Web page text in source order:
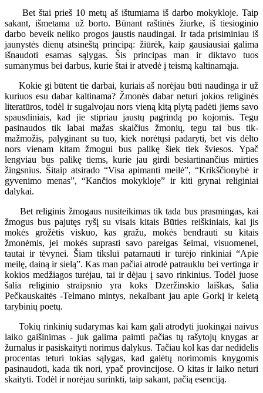
Bet štai prieš 10 metų aš ištumiama iš darbo mokykloje. Taip
sakant, išmetama už borto. Būnant raštinės žiurke, iš tiesioginio
darbo beveik neliko progos jaustis naudingai. Ir tada prisiminiau iš
jaunystės dienų atsineštą principą: žiūrėk, kaip gausiausiai galima
išnaudoti esamas sąlygas. Šis principas man ir diktavo tuos
sumanymus bei darbus, kurie štai ir atvedė į teismą kaltinamąja.
Kokie gi būtent tie darbai, kuriais aš norėjau būti naudinga ir už
kuriuos esu dabar kaltinama? Žmonės dabar neturi jokios religinės
literatūros, todėl ir sugalvojau nors vieną kitą plytą padėti jiems savo
spausdiniais, kad jie stipriau jaustų pagrindą po kojomis. Tegu
pasinaudos tik labai mažas skaičius žmonių, tegu tai bus tik-
mažmožis, palyginant su tuo, kiek norėtųsi padaryti, bet vis dėlto
nors vienam kitam žmogui bus palikę šiek tiek šviesos. Ypač
lengviau bus palikę tiems, kurie jau girdi besiartinančius mirties
žingsnius. Šitaip atsirado “Visa apimanti meilė”, “Krikščionybė ir
gyvenimo menas”, “Kančios mokykloje” ir kiti grynai religiniai
dalykai.
Bet religinis žmogaus nusiteikimas tik tada bus prasmingas, kai
žmogus bus pajutęs ryšį su visais kitais Būties reiškiniais, kai jis
mokės grožėtis viskuo, kas gražu, mokės bendrauti su kitais
žmonėmis, jei mokės suprasti savo pareigas šeimai, visuomenei,
tautai ir tėvynei. Šiam tikslui patarnauti ir turėjo rinkiniai “Apie
meilę, dainą ir sielą”. Kas man pačiai atrodė patrauklu bei vertinga ir
kokios medžiagos turėjau, tai ir dėjau į savo rinkinius. Todėl juose
šalia religinio straipsnio yra koks Dzeržinskio laiškas, šalia
Pečkauskaitės -Telmano mintys, nekalbant jau apie Gorkį ir keletą
tarybinių poetų.
Tokių rinkinių sudarymas kai kam gali atrodyti juokingai naivus
laiko gaišinimas - juk galima paimti pačias tų rašytojų knygas ar
žurnalus ir pasiskaityti norimus dalykus. Tačiau kol kas dar nedidelis
procentas teturi tokias sąlygas, kad galėtų norimomis knygomis
pasinaudoti, kada tik nori, ypač provincijose. O kitas ir laiko neturi
skaityti. Todėl ir norėjau surinkti, taip sakant, pačią esenciją.